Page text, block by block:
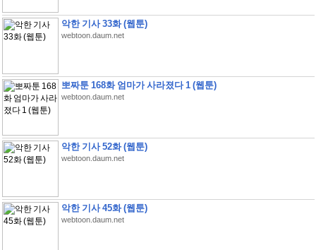
악한 기사 33화 (웹툰)
webtoon.daum.net
뽀짜툰 168화 엄마가 사라졌다 1 (웹툰)
webtoon.daum.net
악한 기사 52화 (웹툰)
webtoon.daum.net
악한 기사 45화 (웹툰)
webtoon.daum.net